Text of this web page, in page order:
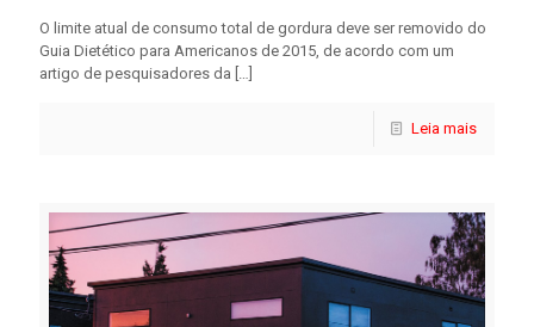
O limite atual de consumo total de gordura deve ser removido do
Guia Dietético para Americanos de 2015, de acordo com um
artigo de pesquisadores da
Leia mais